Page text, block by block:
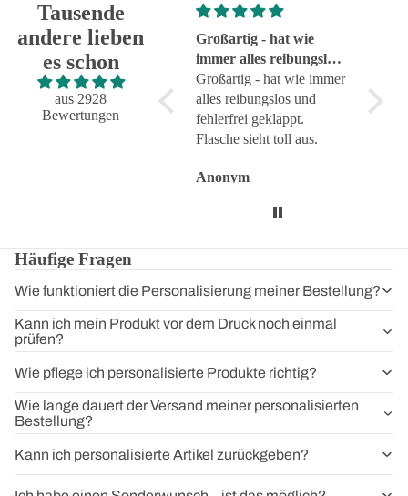
Tausende
andere lieben
es schon
aus 2928
Bewertungen
Super!
Super!
Großartig - hat wie
immer alles reibungslos
und fehlerfrei geklappt
Großartig - hat wie immer
alles reibungslos und
fehlerfrei geklappt.
Flasche sieht toll aus.
Anonym
Häufige Fragen
Wie funktioniert die Personalisierung meiner Bestellung?
Kann ich mein Produkt vor dem Druck noch einmal
prüfen?
Wie pflege ich personalisierte Produkte richtig?
Wie lange dauert der Versand meiner personalisierten
Bestellung?
Kann ich personalisierte Artikel zurückgeben?